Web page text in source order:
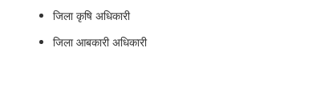
जिला कृषि अधिकारी
जिला आबकारी अधिकारी